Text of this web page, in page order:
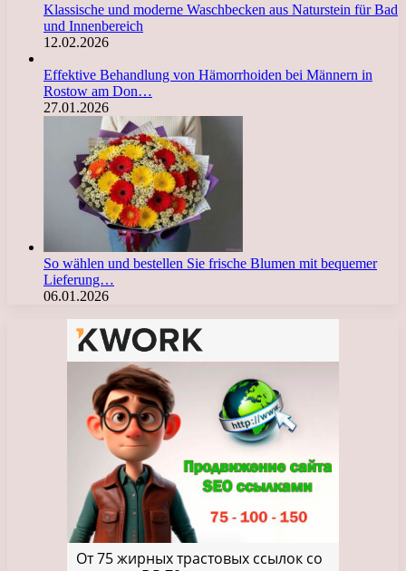
Klassische und moderne Waschbecken aus Naturstein für Bad
und Innenbereich
12.02.2026
Effektive Behandlung von Hämorrhoiden bei Männern in
Rostow am Don…
27.01.2026
So wählen und bestellen Sie frische Blumen mit bequemer
Lieferung…
06.01.2026